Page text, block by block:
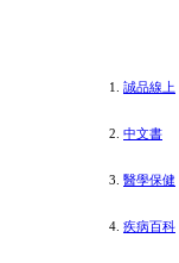
誠品線上
中文書
醫學保健
疾病百科